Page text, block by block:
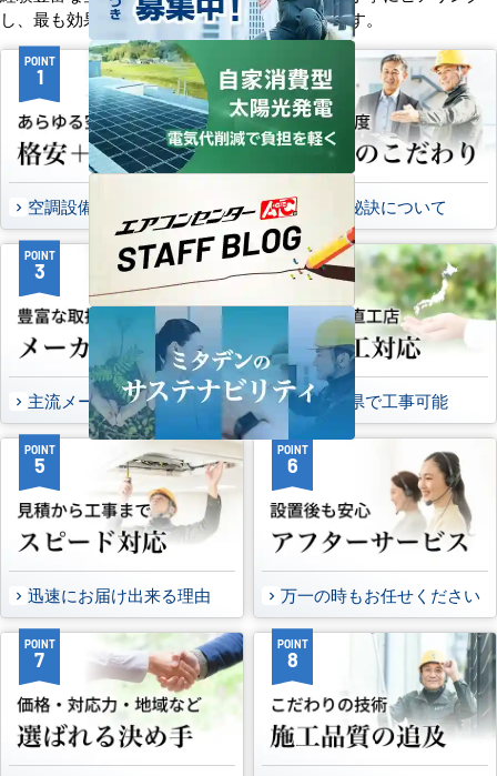
し、最も効果的で効率的なプランをお届けします。
POINT
1
空調設備のご提案について
2
選ばれる秘訣について
POINT
3
主流メーカーを全取扱可能
POINT
4
47都道府県で工事可能
POINT
5
迅速にお届け出来る理由
POINT
6
万一の時もお任せください
POINT
7
POINT
8